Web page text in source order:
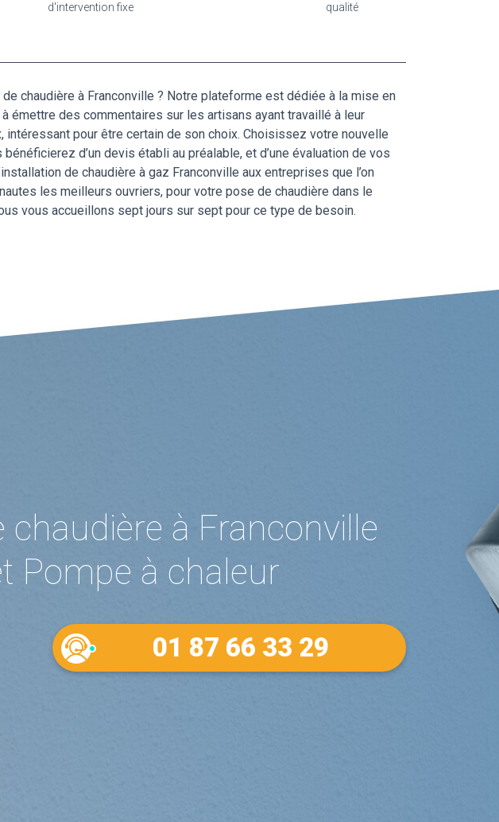
d'intervention fixe
qualité
chaudière à Franconville ? Notre plateforme est dédiée à la mise en
émettre des commentaires sur les artisans ayant travaillé à leur
intéressant pour être certain de son choix. Choisissez votre nouvelle
d’un devis établi au préalable, et d’une évaluation de vos
de chaudière à gaz Franconville aux entreprises que l’on
les meilleurs ouvriers, pour votre pose de chaudière dans le
vous accueillons sept jours sur sept pour ce type de besoin.
à Franconville
Pompe à chaleur
01 87 66 33 29